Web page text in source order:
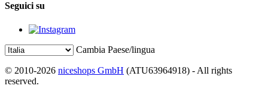
Seguici su
Cambia Paese/lingua
© 2010-2026 niceshops GmbH (ATU63964918) - All rights
reserved.